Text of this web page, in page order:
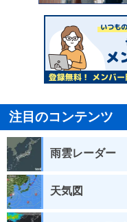
注目のコンテンツ
雨雲レーダー
天気図